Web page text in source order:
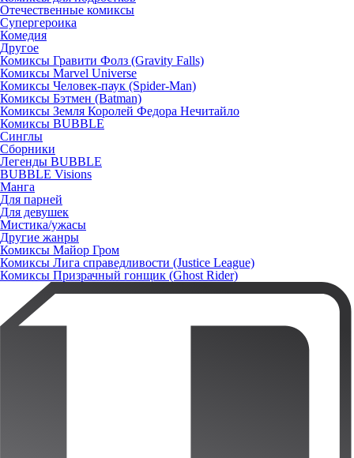
Отечественные комиксы
Супергероика
Комедия
Другое
Комиксы Гравити Фолз (Gravity Falls)
Комиксы Marvel Universe
Комиксы Человек-паук (Spider-Man)
Комиксы Бэтмен (Batman)
Комиксы Земля Королей Федора Нечитайло
Комиксы BUBBLE
Синглы
Сборники
Легенды BUBBLE
BUBBLE Visions
Манга
Для парней
Для девушек
Мистика/ужасы
Другие жанры
Комиксы Майор Гром
Комиксы Лига справедливости (Justice League)
Комиксы Призрачный гонщик (Ghost Rider)